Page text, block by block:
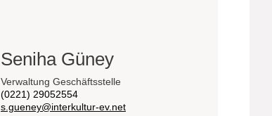
Seniha Güney
Verwaltung Geschäftsstelle
(0221) 29052554
s.gueney@interkultur-ev.net